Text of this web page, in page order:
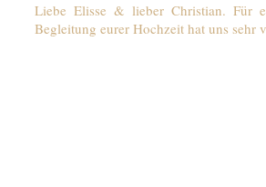
Liebe Elisse & lieber Christian. Für
Begleitung eurer Hochzeit hat uns